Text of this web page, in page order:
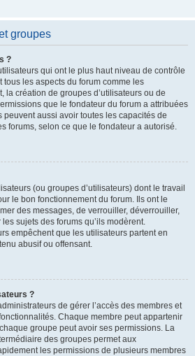
groupes
?
qui ont le plus haut niveau de contrôle
tous les aspects du forum comme les
la création de groupes d’utilisateurs ou de
que le fondateur du forum a attribuées
peuvent aussi avoir toutes les capacités de
forums, selon ce que le fondateur a autorisé.
(ou groupes d’utilisateurs) dont le travail
le bon fonctionnement du forum. Ils ont le
des messages, de verrouiller, déverrouiller,
sujets des forums qu’ils modèrent.
empêchent que les utilisateurs partent en
abusif ou offensant.
?
de gérer l’accès des membres et
Chaque membre peut appartenir
groupe peut avoir ses permissions. La
des groupes permet aux
les permissions de plusieurs membres